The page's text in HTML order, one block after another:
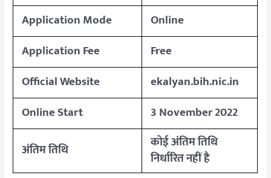
Application Mode
Online
Application Fee
Free
Official Website
ekalyan.bih.nic.in
Online Start
3 November 2022
अंतिम तिथि
कोई अंतिम तिथि
निर्धारित नहीं है